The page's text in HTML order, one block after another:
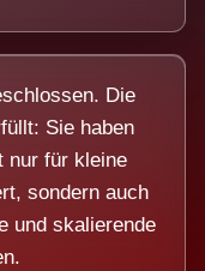
Die
Sie haben
nur für kleine
sondern auch
und skalierende